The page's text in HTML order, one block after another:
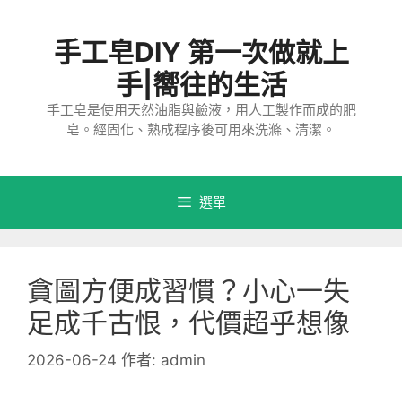
手工皂DIY 第一次做就上
手|嚮往的生活
手工皂是使用天然油脂與鹼液，用人工製作而成的肥
皂。經固化、熟成程序後可用來洗滌、清潔。
選單
貪圖方便成習慣？小心一失
足成千古恨，代價超乎想像
2026-06-24 作者: admin